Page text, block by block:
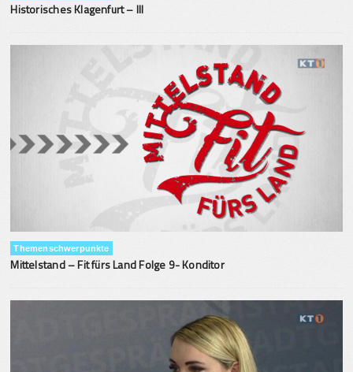
Historisches Klagenfurt – III
Themenschwerpunkte
Mittelstand – Fit fürs Land Folge 9- Konditor